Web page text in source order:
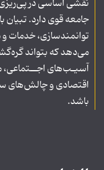
نقشی اساسی در
جامعه قوی دارد.
توانمندسازی، خدمات و
می‌دهد که بتواند
آسیـب‌های
اقتصادی و چالش‌های
باشد.